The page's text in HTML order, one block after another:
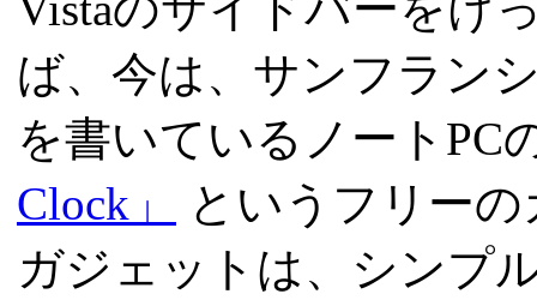
ば、今は、サンフラン
を書いているノートPC
Clock」
というフリー
ガジェットは、シンプ